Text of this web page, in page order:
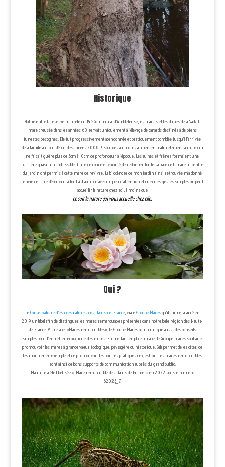
Historique
Blottie entre la réserve naturelle du Pré Communal d’Ambleteuse, les marais et les dunes de la Slack, la
mare creusée dans les années 60 servait uniquement à l’élevage de canards destinés à de biens
funestes besognes. Elle fut progressivement abandonnée et pratiquement comblée jusqu’à l’arrivée
de la famille au tout début des années 2000. 3 sources au moins alimentent naturellement la mare qui
ne faisait guère plus de 5cm à 10cm de profondeur à l’époque. Les aulnes et frênes formaient une
barrière quasi infranchissable. Huile de coude et volonté de redonner toute sa place de la mare au centre
du jardin ont permis à cette mare de revivre. La biocènose de mon jardin ainsi retrouvée m’a donné
l’envie de faire découvrir à tout à chacun qu’avec un peu d’attention et quelques gestes simples on peut
accueillir la nature chez soi, à moins que
ce soit la nature qui vous accueille chez elle.
Qui ?
LeConservatoire d’espaces naturels des Hauts-de-France, via leGroupe Maresqu’il anime, a lancé en
2019 un label afin de distinguer les mares remarquables présentes dans notre belle région des Hauts-
de-France. Via ce label «Mares remarquables», le Groupe Mares communique aussi des conseils
simples pour l’entretien écologique des mares. En mettant en place un label, le Groupe mares souhaite
promouvoir les mares à grande valeur écologique, paysagère ou historique. Cela permet de les citer, de
les montrer en exemple et de promouvoir les bonnes pratiques de gestion. Les mares remarquables
sont ainsi de bons supports de communication auprès du grand public.
Ma mare a été labellisée « Mare remarquable des Hauts de France » en 2022 sous le numéro
62025_17.